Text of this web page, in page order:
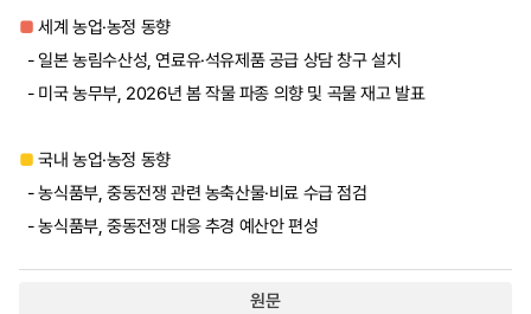
■ 세계 농업·농정 동향
- 일본 농림수산성, 연료유·석유제품 공급 상담 창구 설치
- 미국 농무부, 2026년 봄 작물 파종 의향 및 곡물 재고 발표
■ 국내 농업·농정 동향
- 농식품부, 중동전쟁 관련 농축산물·비료 수급 점검
- 농식품부, 중동전쟁 대응 추경 예산안 편성
원문